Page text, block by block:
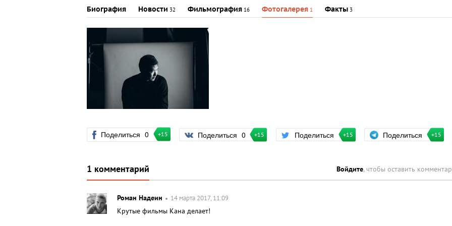
Биография Новости 32 Фильмография 16 Фотогалерея 1 Факты 3
Поделиться 0 +15 Поделиться 0 +15 Поделиться +15 Поделиться +15
1 комментарий Войдите, чтобы оставить
Роман Надеин 14 марта 2017, 11:09
Крутые фильмы Кана делает!